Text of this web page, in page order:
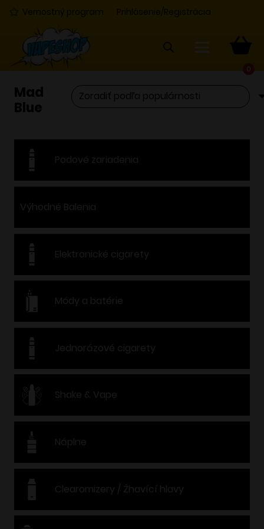
Vernostný program Prihlásenie/Registrácia
Mad
Blue
Podové zariadenia
Výhodné Balenia
Elektronické cigarety
Módy a batérie
Jednorázové cigarety
Shake & Vape
Náplne
Clearomizery / Žhavící hlavy